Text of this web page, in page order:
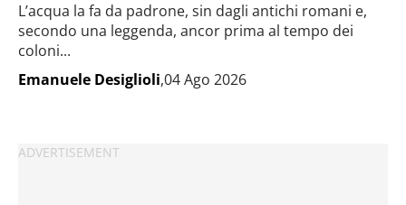
L’acqua la fa da padrone, sin dagli antichi romani e,
secondo una leggenda, ancor prima al tempo dei
coloni...
Emanuele Desiglioli,04 Ago 2026